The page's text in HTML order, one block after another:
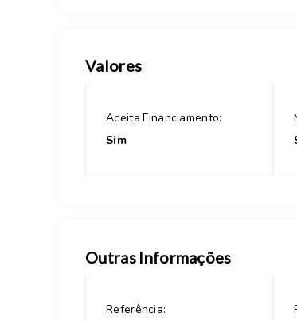
Valores
Aceita Financiamento:
Sim
Outras Informações
Referência: